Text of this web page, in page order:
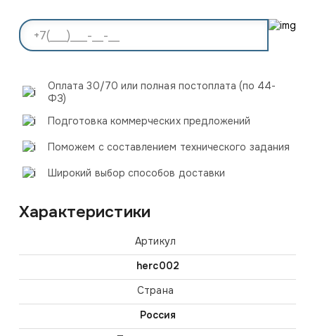
Оплата 30/70 или полная постоплата (по 44-
ФЗ)
Подготовка коммерческих предложений
Поможем с составлением технического задания
Широкий выбор способов доставки
Характеристики
Артикул
herc002
Страна
Россия